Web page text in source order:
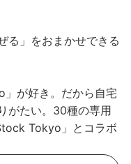
る」をおまかせできる
が好き。だから自宅
がたい。30種の専用
Tokyo」とコラボ